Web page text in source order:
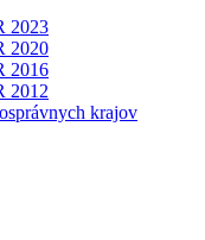
2023
2020
2016
2012
krajov